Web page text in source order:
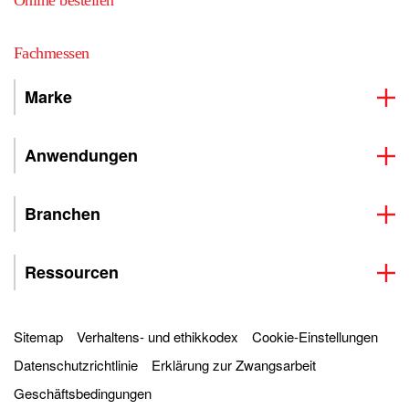
Fachmessen
Marke
Anwendungen
Branchen
Ressourcen
Sitemap Verhaltens- und ethikkodex
Cookie-Einstellungen
Datenschutzrichtlinie
Erklärung zur Zwangsarbeit
Geschäftsbedingungen